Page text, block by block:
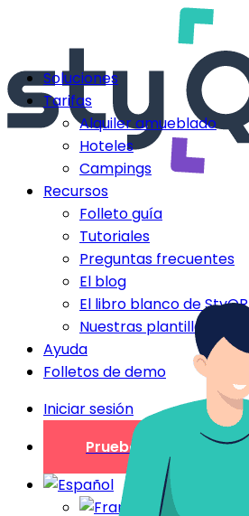
Soluciones
Tarifas
Alquiler amueblado
Hoteles
Campings
Recursos
Folleto guía
Tutoriales
Preguntas frecuentes
El blog
El libro blanco de StyQR
Nuestras plantillas StyQR
Ayuda
Folletos de demo
Iniciar sesión
Prueba gratuita